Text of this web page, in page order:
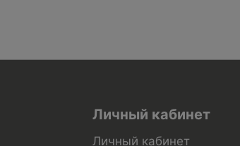
Личный кабинет
Личный кабинет